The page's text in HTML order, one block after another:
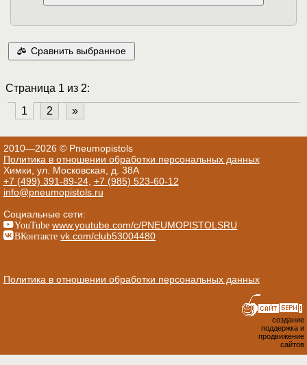
Сравнить выбранное
Страница 1 из 2:
1
2 »
2010—2026 © Pneumopistols
Политика в отношении обработки персональных данных
Химки, ул. Московская, д. 38А
+7 (499) 391-89-24, +7 (985) 523-60-12
info@pneumopistols.ru
Социальные сети:
YouTube www.youtube.com/c/PNEUMOPISTOLSRU
ВКонтакте vk.com/club53004480
Политика в отношении обработки персональных данных
создание
поддержка и
продвижение
сайтов